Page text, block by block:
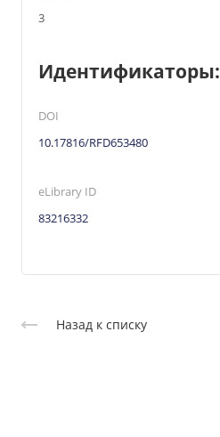
3
Идентификаторы:
DOI
10.17816/RFD653480
eLibrary ID
83216332
Назад к списку